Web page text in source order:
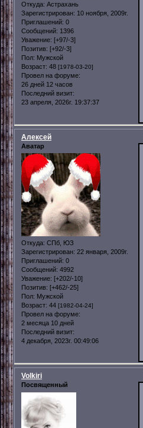
Откуда: Астрахань
Зарегистрирован: 10 ноября, 2009г.
Приглашений: 0
Сообщений: 1396
Уважение: [+97/-3]
Позитив: [+92/-3]
Пол: Мужской
Возраст: 48 [1978-03-20]
Провел на форуме:
26 дней 12 часов
Последний визит:
23 апреля, 2026г. 19:37:37
Алексей
Аватар
Откуда: СПб, ЮЗ
Зарегистрирован: 22 января, 2009г.
Приглашений: 0
Сообщений: 4992
Уважение: [+202/-10]
Позитив: [+462/-25]
Пол: Мужской
Возраст: 44 [1982-04-24]
Провел на форуме:
2 месяца 10 дней
Последний визит:
4 декабря, 2023г. 00:49:06
Volkiri
Посвященный